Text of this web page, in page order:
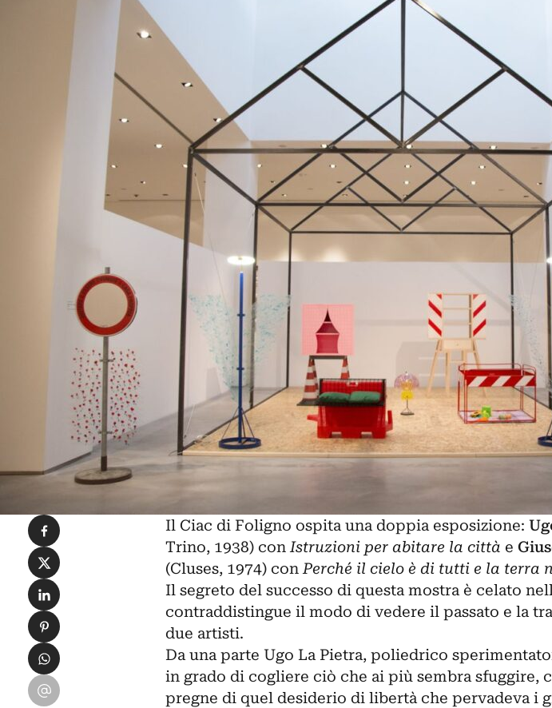
Il Ciac di Foligno ospita una doppia esposizione:
Trino, 1938) conIstruzioni per abitare la città e
(Cluses, 1974) con Perché il cielo è di tutti e la terra
Il segreto del successo di questa mostra è celato
contraddistingue il modo di vedere il passato e la
due artisti.
Da una parte Ugo La Pietra, poliedrico
in grado di cogliere ciò che ai più sembra sfuggire,
pregne di quel desiderio di libertà che pervadeva i
Condividi su Facebook
Condividi su X
Condividi su LinkedIn
Condividi su Pinterest
Condividi su WhatsApp
Condividi su Email